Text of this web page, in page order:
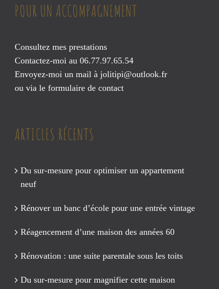
POUR UN ACCOMPAGNEMENT
Consultez mes prestations
Contactez-moi au 06.77.97.65.54
Envoyez-moi un mail à jolitipi@outlook.fr
ou via le formulaire de contact
ARTICLES RÉCENTS
Du sur-mesure pour optimiser un appartement
neuf
Rénover un banc d’école pour une entrée vintage
Réagencement d’une maison des années 60
Rénovation : une suite parentale sous les toits
Du sur-mesure pour magnifier cette maison